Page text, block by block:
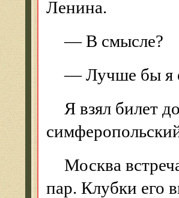
Ленина.
— В смысле?
— Лучше бы я
Я взял билет
Москва
пар. Клубки его